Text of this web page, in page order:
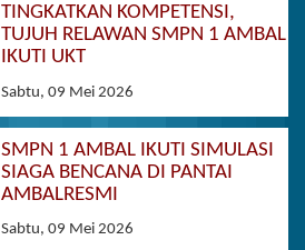
TINGKATKAN KOMPETENSI,
TUJUH RELAWAN SMPN 1 AMBAL
IKUTI UKT
Sabtu, 09 Mei 2026
SMPN 1 AMBAL IKUTI SIMULASI
SIAGA BENCANA DI PANTAI
AMBALRESMI
Sabtu, 09 Mei 2026